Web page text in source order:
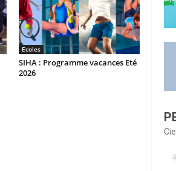
Ecoles
SIHA : Programme vacances Eté
2026